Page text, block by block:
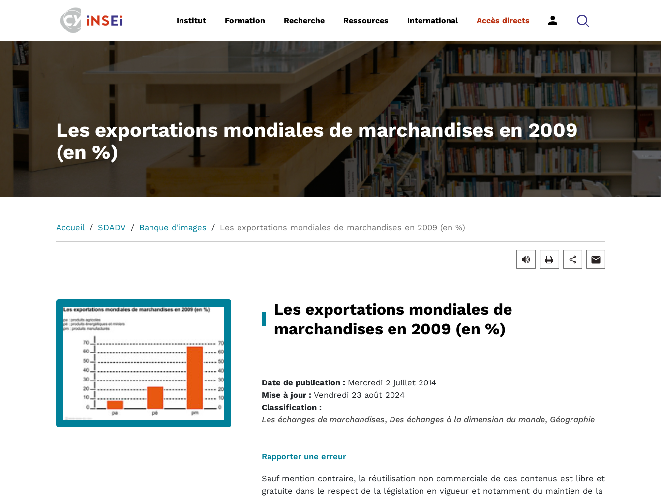
Institut Formation Recherche Ressources International Accès directs
Les exportations mondiales de marchandises en 2009
(en %)
Accueil SDADV Banque d'images Les exportations mondiales de marchandises en 2009 (en %)
Les exportations mondiales de
marchandises en 2009 (en %)
Date de publication : Mercredi 2 juillet 2014
Mise à jour : Vendredi 23 août 2024
Classification :
Les échanges de marchandises, Des échanges à la dimension du monde, Géographie
Rapporter une erreur
Sauf mention contraire, la réutilisation non commerciale de ces contenus est libre et
gratuite dans le respect de la législation en vigueur et notamment du maintien de la